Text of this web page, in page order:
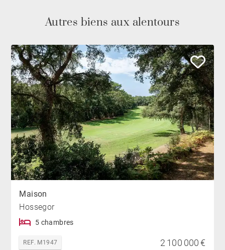
Autres biens aux alentours
Maison
Hossegor
5 chambres
REF. M1947 2 100 000 €